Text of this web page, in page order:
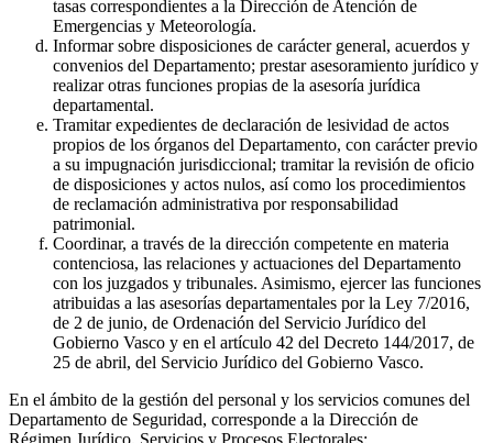
tasas correspondientes a la Dirección de Atención de
Emergencias y Meteorología.
Informar sobre disposiciones de carácter general, acuerdos y
convenios del Departamento; prestar asesoramiento jurídico y
realizar otras funciones propias de la asesoría jurídica
departamental.
Tramitar expedientes de declaración de lesividad de actos
propios de los órganos del Departamento, con carácter previo
a su impugnación jurisdiccional; tramitar la revisión de oficio
de disposiciones y actos nulos, así como los procedimientos
de reclamación administrativa por responsabilidad
patrimonial.
Coordinar, a través de la dirección competente en materia
contenciosa, las relaciones y actuaciones del Departamento
con los juzgados y tribunales. Asimismo, ejercer las funciones
atribuidas a las asesorías departamentales por la Ley 7/2016,
de 2 de junio, de Ordenación del Servicio Jurídico del
Gobierno Vasco y en el artículo 42 del Decreto 144/2017, de
25 de abril, del Servicio Jurídico del Gobierno Vasco.
En el ámbito de la gestión del personal y los servicios comunes del
Departamento de Seguridad, corresponde a la Dirección de